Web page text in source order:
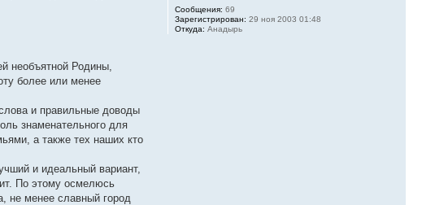
необъятной Родины,
более или менее
и правильные доводы
знаменательного для
а также тех наших кто
и идеальный вариант,
По этому осмелюсь
не менее славный город
Сообщения: 69
Зарегистрирован: 29 ноя 2003 01:48
Откуда: Анадырь